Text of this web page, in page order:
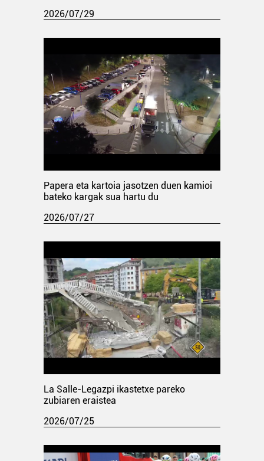
2026/07/29
Papera eta kartoia jasotzen duen kamioi
bateko kargak sua hartu du
2026/07/27
La Salle-Legazpi ikastetxe pareko
zubiaren eraistea
2026/07/25